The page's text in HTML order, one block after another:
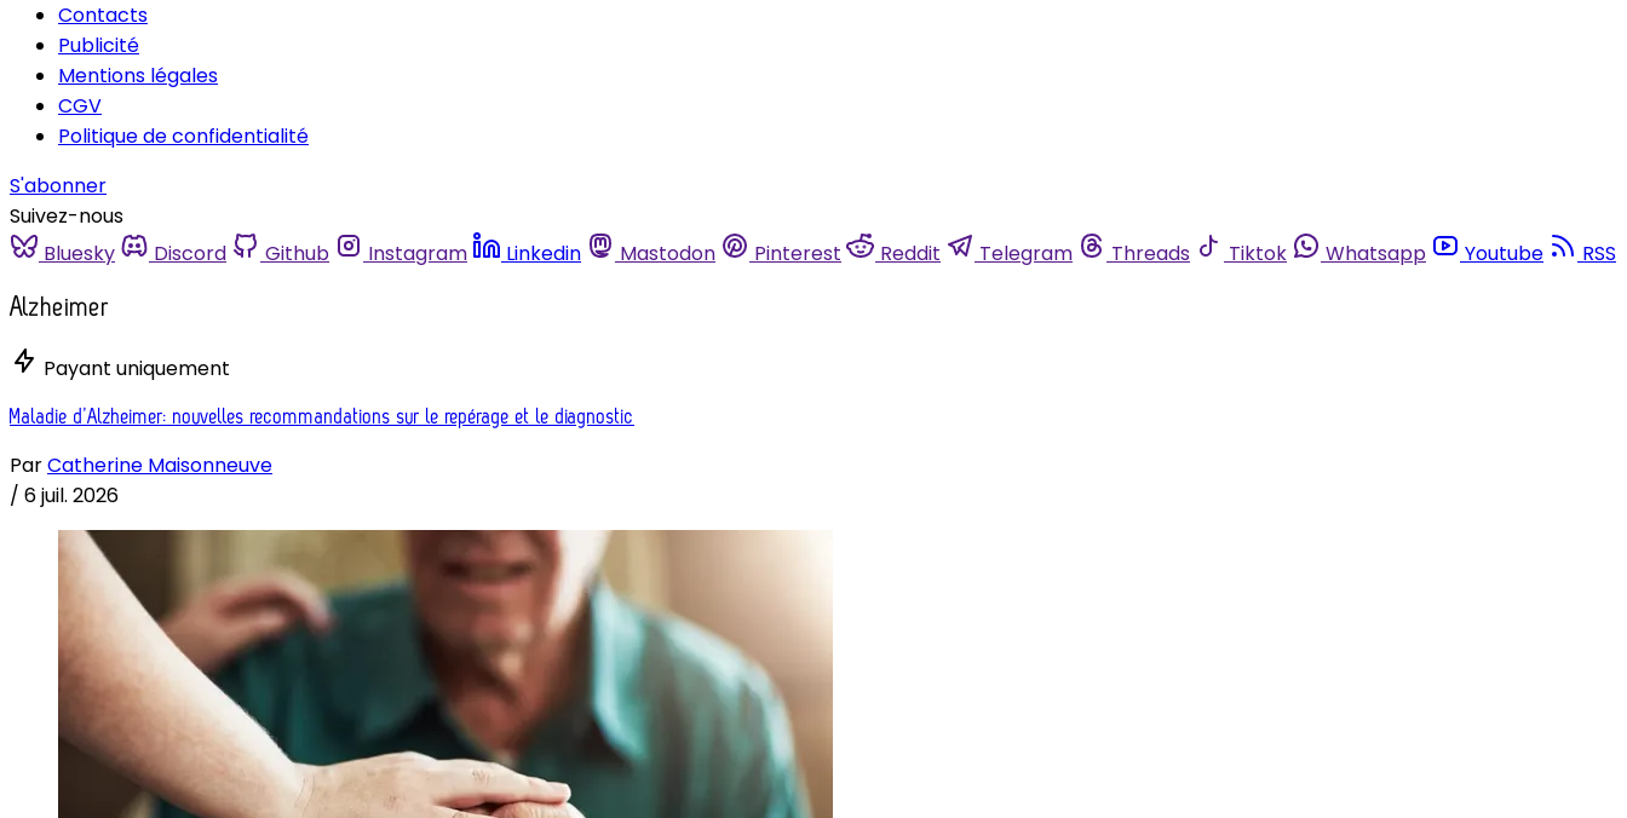
Contacts
Publicité
Mentions légales
CGV
Politique de confidentialité
S'abonner
Suivez-nous
Bluesky
Discord Github Instagram Linkedin Mastodon Pinterest Reddit Telegram Threads Tiktok Whatsapp Youtube RSS
Alzheimer
Payant uniquement
Maladie d’Alzheimer: nouvelles recommandations sur le repérage et le diagnostic
ParCatherine Maisonneuve
/ 6 juil. 2026